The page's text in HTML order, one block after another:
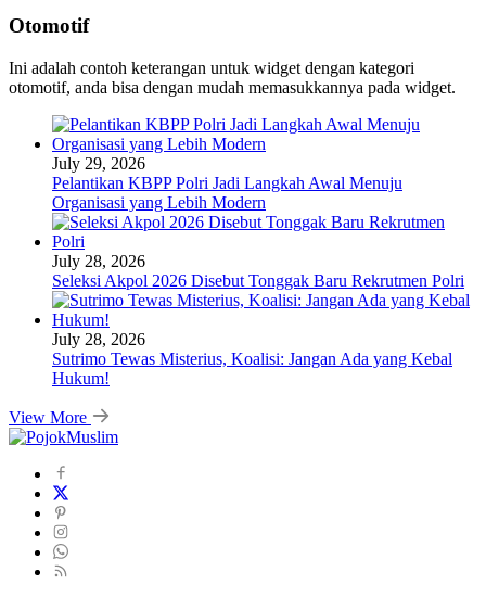
Otomotif
Ini adalah contoh keterangan untuk widget dengan kategori
otomotif, anda bisa dengan mudah memasukkannya pada widget.
July 29, 2026
Pelantikan KBPP Polri Jadi Langkah Awal Menuju
Organisasi yang Lebih Modern
July 28, 2026
Seleksi Akpol 2026 Disebut Tonggak Baru Rekrutmen Polri
July 28, 2026
Sutrimo Tewas Misterius, Koalisi: Jangan Ada yang Kebal
Hukum!
View More